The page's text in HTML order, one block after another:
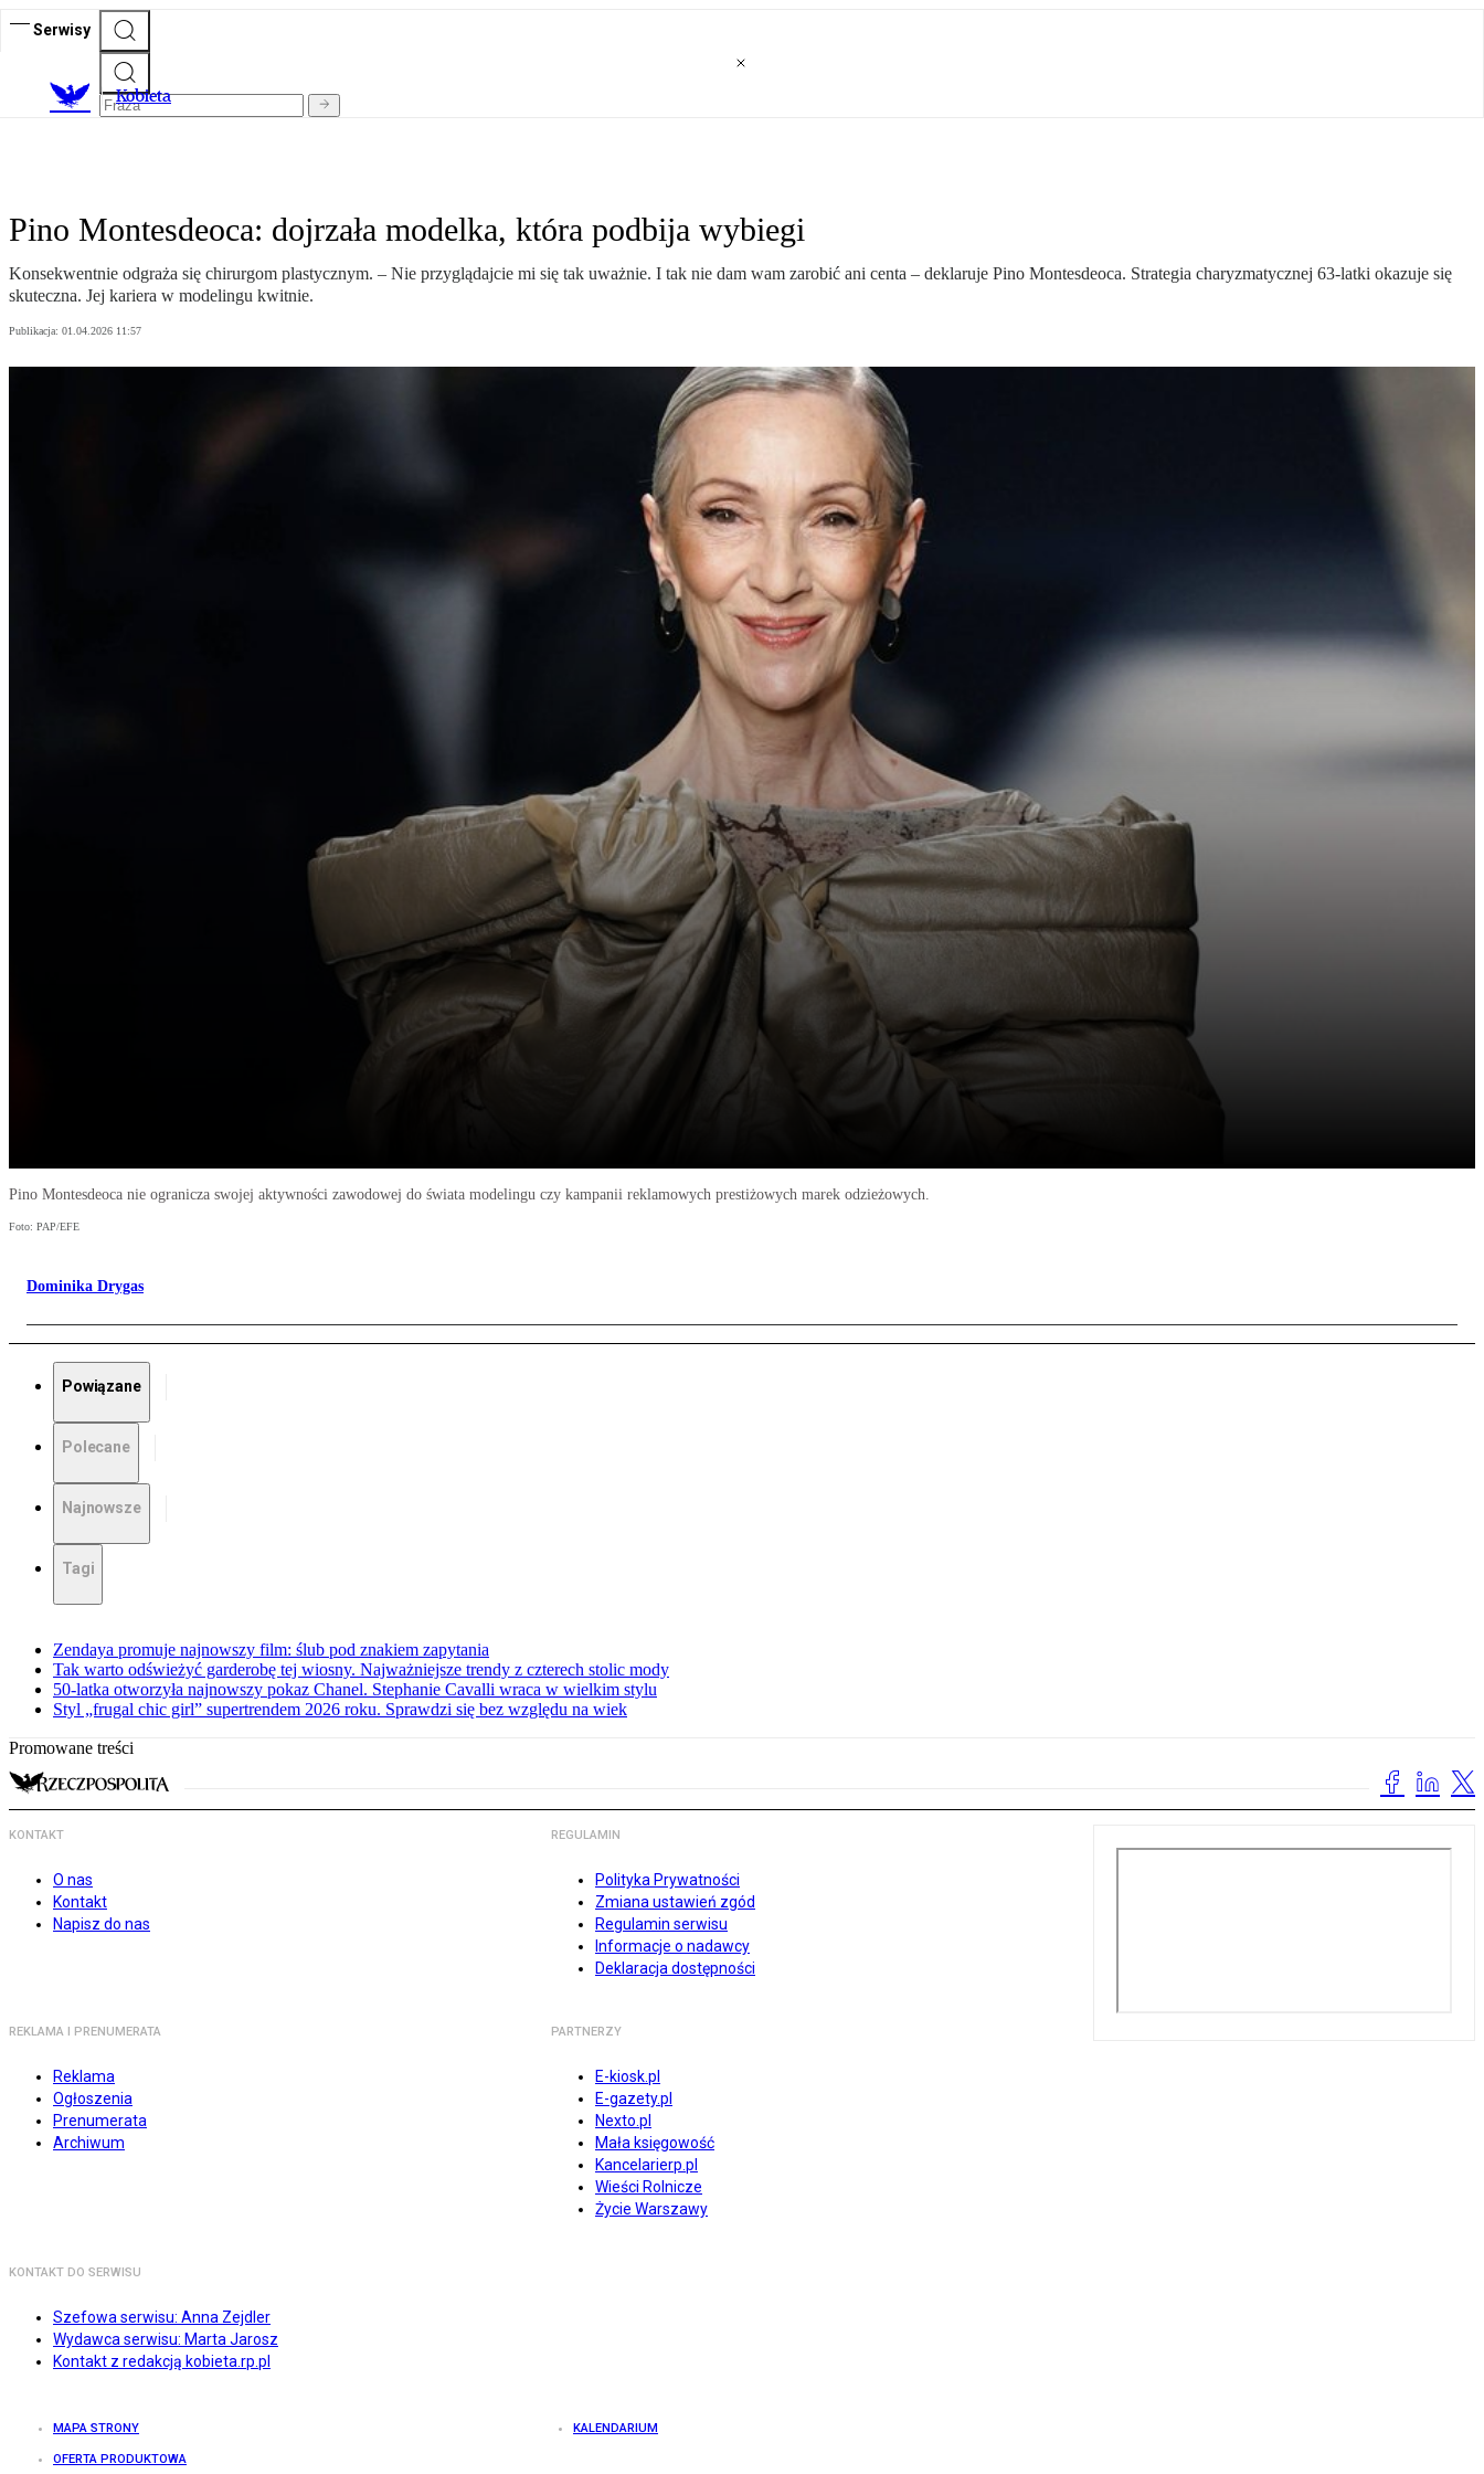
Serwisy
Kobieta
Pino Montesdeoca: dojrzała modelka, która podbija wybiegi
Konsekwentnie odgraża się chirurgom plastycznym. – Nie przyglądajcie mi się tak uważnie. I tak nie dam wam zarobić ani centa – deklaruje Pino Montesdeoca. Strategia charyzmatycznej 63-latki okazuje się
skuteczna. Jej kariera w modelingu kwitnie.
Publikacja: 01.04.2026 11:57
Pino Montesdeoca nie ogranicza swojej aktywności zawodowej do świata modelingu czy kampanii reklamowych prestiżowych marek odzieżowych.
Foto: PAP/EFE
Dominika Drygas
Powiązane
Polecane
Najnowsze
Tagi
Zendaya promuje najnowszy film: ślub pod znakiem zapytania
Tak warto odświeżyć garderobę tej wiosny. Najważniejsze trendy z czterech stolic mody
50-latka otworzyła najnowszy pokaz Chanel. Stephanie Cavalli wraca w wielkim stylu
Styl „frugal chic girl” supertrendem 2026 roku. Sprawdzi się bez względu na wiek
Promowane treści
KONTAKT
O nas
Kontakt
Napisz do nas
REGULAMIN
Polityka Prywatności
Zmiana ustawień zgód
Regulamin serwisu
Informacje o nadawcy
Deklaracja dostępności
REKLAMA I PRENUMERATA
Reklama
Ogłoszenia
Prenumerata
Archiwum
PARTNERZY
E-kiosk.pl
E-gazety.pl
Nexto.pl
Mała księgowość
Kancelarierp.pl
Wieści Rolnicze
Życie Warszawy
KONTAKT DO SERWISU
Szefowa serwisu: Anna Zejdler
Wydawca serwisu: Marta Jarosz
Kontakt z redakcją kobieta.rp.pl
MAPA STRONY KALENDARIUM
OFERTA PRODUKTOWA